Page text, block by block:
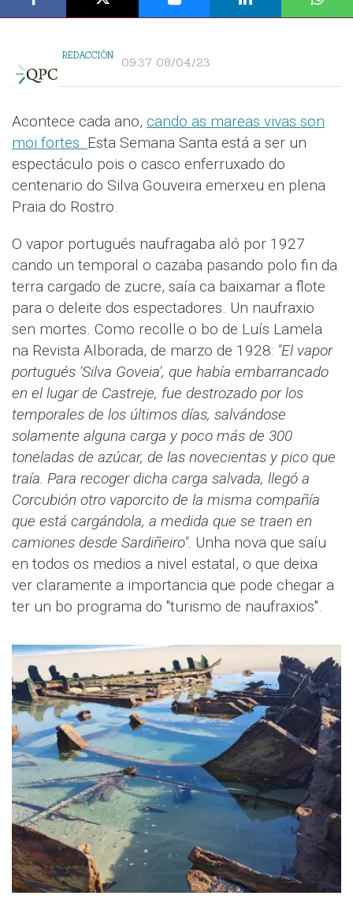
REDACCIÓN 09:37 08/04/23
Acontece cada ano, cando as mareas vivas son
moi fortes. Esta Semana Santa está a ser un
espectáculo pois o casco enferruxado do
centenario do Silva Gouveira emerxeu en plena
Praia do Rostro.
O vapor portugués naufragaba aló por 1927
cando un temporal o cazaba pasando polo fin da
terra cargado de zucre, saía ca baixamar a flote
para o deleite dos espectadores. Un naufraxio
sen mortes. Como recolle o bo de Luís Lamela
na Revista Alborada, de marzo de 1928: "El vapor
portugués 'Silva Goveia', que había embarrancado
en el lugar de Castreje, fue destrozado por los
temporales de los últimos días, salvándose
solamente alguna carga y poco más de 300
toneladas de azúcar, de las novecientas y pico que
traía. Para recoger dicha carga salvada, llegó a
Corcubión otro vaporcito de la misma compañía
que está cargándola, a medida que se traen en
camiones desde Sardiñeiro". Unha nova que saíu
en todos os medios a nivel estatal, o que deixa
ver claramente a importancia que pode chegar a
ter un bo programa do "turismo de naufraxios".